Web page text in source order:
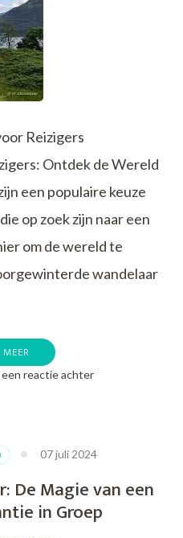
Reizigers
Ontdek de Wereld
een populaire keuze
op zoek zijn naar een
om de wereld te
wandelaar
een reactie achterop
Genot
Reizigers
op
Wandelvakanties
07 juli 2024
De Magie van een
in Groep